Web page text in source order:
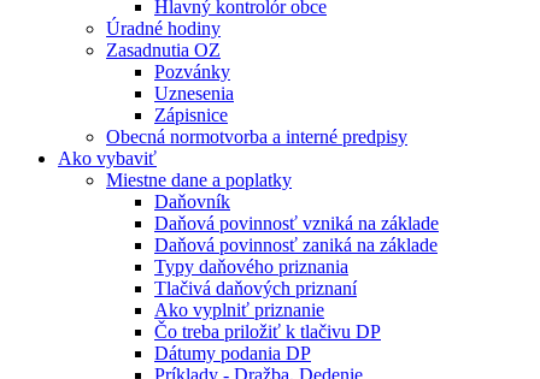
Hlavný kontrolór obce
Úradné hodiny
Zasadnutia OZ
Pozvánky
Uznesenia
Zápisnice
Obecná normotvorba a interné predpisy
Ako vybaviť
Miestne dane a poplatky
Daňovník
Daňová povinnosť vzniká na základe
Daňová povinnosť zaniká na základe
Typy daňového priznania
Tlačivá daňových priznaní
Ako vyplniť priznanie
Čo treba priložiť k tlačivu DP
Dátumy podania DP
Príklady - Dražba, Dedenie